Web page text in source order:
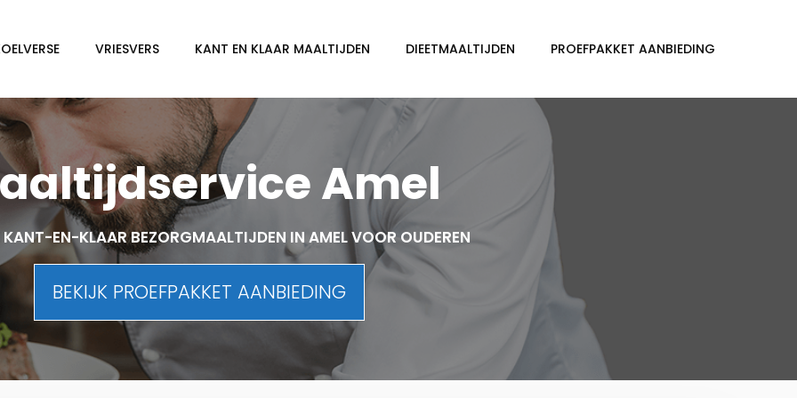
VRIESVERS KANT EN KLAAR MAALTIJDEN DIEETMAALTIJDEN PROEFPAKKET AANBIEDING
Amel
KANT-EN-KLAAR BEZORGMAALTIJDEN IN AMEL VOOR OUDEREN
BEKIJK PROEFPAKKET AANBIEDING